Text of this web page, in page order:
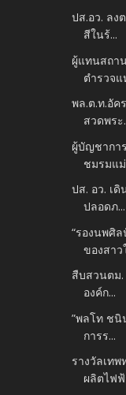
ปส.อว. ลง
สีในร้...
ผู้แทนสถา
ตำรวจแ
พล.ต.ท.อัค
สวดพระ
ผู้บัญชากา
ชมรมแม่
ปส. อว. เ
ปลอดภ...
“รองนพศิ
ของสาว
สืบสวนตม.
องค์ก...
”พลโท ชนิ
การร...
รางวัลเท
ผลิตไฟฟ้